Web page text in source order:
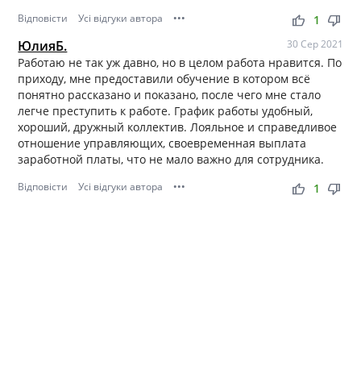
Відповісти Усі відгуки автора ••• thumb_up thumb_down
1
ЮлияБ. 30 Сер 2021
Работаю не так уж давно, но в целом работа нравится. По
приходу, мне предоставили обучение в котором всё
понятно рассказано и показано, после чего мне стало
легче преступить к работе. График работы удобный,
хороший, дружный коллектив. Лояльное и справедливое
отношение управляющих, своевременная выплата
заработной платы, что не мало важно для сотрудника.
Відповісти Усі відгуки автора ••• thumb_up thumb_down
1